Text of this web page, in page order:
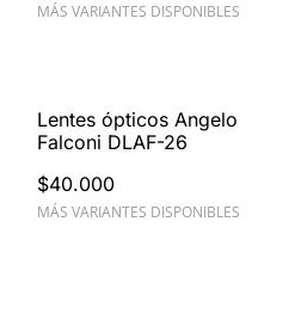
MÁS VARIANTES DISPONIBLES
Lentes ópticos Angelo
Falconi DLAF-26
$40.000
MÁS VARIANTES DISPONIBLES